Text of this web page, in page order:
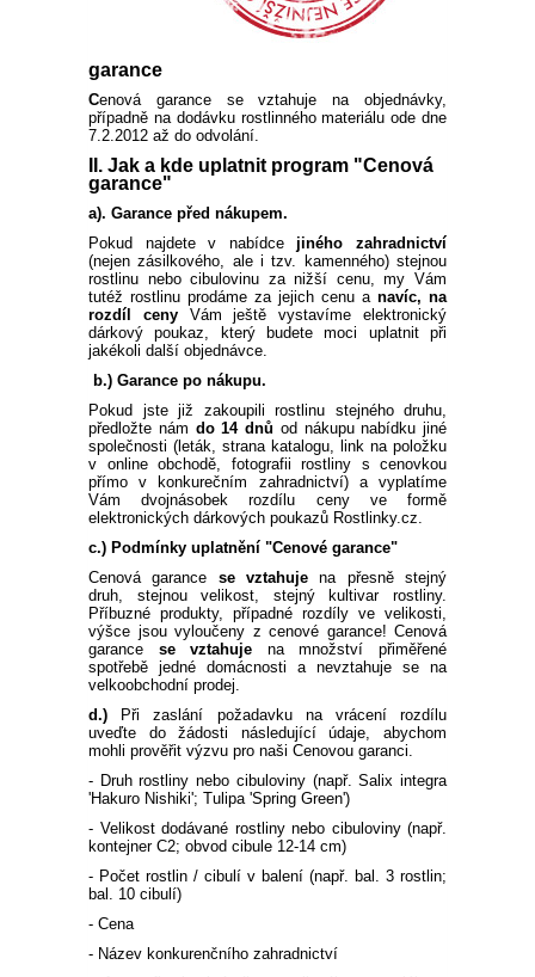
KOŘENOVÁ ZELENINA
LUSKOVÁ ZELENINA
KOŠŤÁLOVÁ ZELENINA
CIBULOVÁ ZELENINA
SEMENÁ NA KLÍČKY
OSTATNÍ SEMÍNKA
ZELENINY
SUBSTRÁTY A ZEMINY
VELKOKVĚTÉ
OSTATNÍ
BALKONOVKY NA PŘÍMÉ
SLUNCE
NEMESIA
ČERNOOKÁ ZUZANA
SPORÝŠ
HVOZDÍK
KOPRETINA
DVOUZUBEC
ŠTÍROVNÍK
PLEKTRANT
SCAEVOLA
OSTRUHATKA
HELICHRYSUM
OSTEOSPERMUM
ISOTOMA
VITÁLKA
PRYŠEC
BALKONOVÉ KVĚTINY DO
AFRICKÁ KOPŘIVA
POVÍJNICE
DIANTHUS
BAKOPA
LOBELKY
LOTUS
VĚJÍŘOVKA
TAŘICE
NETÝKAVKA
ROSTLINY OKRASNÉ
LISTEM
OKRASNÁ KOPŘIVA
IPOMOEA
DICHONDRA
PLECTRANTHUS
SMIL
POPENEC
PRÍSLUŠENSTVÍ K
BALKÓNOVÝM ROSTLINÁM
OKRASNÉ SMRKY
JEHLIČNANY NA KMÍNKU
ZAKRSLÉ JEHLIČNANY
JEHLIČNATÉ STROMY
OSTATNÍ
KVETOUCÍ KEŘE NA
KEŘE KVETOUCÍ V LÉTĚ
KVETOUCÍ POPÍNAVÉ
ROSTLINY
ČAJOHYBRIDY
MNOHOKVĚTÉ RŮŽE
STROMKOVÉ RŮŽE
OKRASNÉ TRÁVY NÍZKÉ
KOSTŘAVY
OSTŘICE
NÍZKÉ OKRASNÉ TRÁVY
OSTATNÍ
OKRASNÉ TRÁVY VYSOKÉ
KORTADÉRIE
OZDOBNICE
PABAMBUS
DOCHAN
VYSOKÉ TRAVINY OSTATNÍ
VYSOKÉ TRVALKY
NÍZKÉ TRVALKY
TRVALKY DO STÍNU
ČECHRAVY
DLUŽICHY
BOHYŠKY
JARNÍ TRVALKY
LETNÍ TRVALKY
PODZIMNÍ TRVALKY
SKALNIČKY
LEVANDULE
ECHINACEA
ŽIVÉ PLOTY
ŽIVÝ PLOT NEOPADAVÝ
ŽIVÝ PLOT OPADAVÝ
HORTENZIE
HORTENZIE LATNATÉ
HORTENZIE VELKOLISTÉ
HORTENZIE
STROMEČKOVITÉ
MODRÉ HORTENZIE
SOLITÉRY
PŘÍSLUŠENSTVÍ K
OKRASNÉ ZAHRADĚ
BÍLÉ A LESNÍ JAHODY
REZISTENTNÍ JABLONĚ
SLOUPOVITÉ JABLONĚ
ŠVESTKY A BLUMY
MERUŇKY
BROSKVE A NEKTARINKY
ZAKRSLÉ OVOCNÉ STROMY
ANGREŠT
MALINY
RYBÍZ
HURMIKAKI
KIWI
MUCHOVNÍK
RAKYTNÍK ŘEŠETLÁKOVÝ
ZIMOLEZ KAMČATSKÝ
OŘECHY A LÍSKY
OSTATNÍ NETRADIČNÍ
SAZENICE ZELENINY
SAZENICE RAJČAT
SAZENICE OKUREK
SADBOVÉ BRAMBORY
SLADKÉ BRAMBORY
SADBOVÝ ČESNEK
MEDVĚDÍ ČESNEK
ZELENINOVÉ SAZENICE
OSTATNÍ
PŘÍSLUŠENSTVÍ K
UŽITKOVÉ ZAHRADĚ
garance
Cenová garance se vztahuje na objednávky,
případně na dodávku rostlinného materiálu ode dne
7.2.2012 až do odvolání.
II. Jak a kde uplatnit program "Cenová
garance"
a). Garance před nákupem.
Pokud najdete v nabídce jiného zahradnictví
(nejen zásilkového, ale i tzv. kamenného) stejnou
rostlinu nebo cibulovinu za nižší cenu, my Vám
tutéž rostlinu prodáme za jejich cenu a navíc, na
rozdíl cenyVám ještě vystavíme elektronický
dárkový poukaz, který budete moci uplatnit při
jakékoli další objednávce.
b.) Garance po nákupu.
Pokud jste již zakoupili rostlinu stejného druhu,
předložte nám do 14 dnů od nákupu nabídku jiné
společnosti (leták, strana katalogu, link na položku
v online obchodě, fotografii rostliny s cenovkou
přímo v konkurečním zahradnictví) a vyplatíme
Vám dvojnásobek rozdílu ceny ve formě
elektronických dárkových poukazů Rostlinky.cz.
c.) Podmínky uplatnění "Cenové garance"
Cenová garance se vztahuje na přesně stejný
druh, stejnou velikost, stejný kultivar rostliny.
Příbuzné produkty, případné rozdíly ve velikosti,
výšce jsou vyloučeny z cenové garance! Cenová
garance se vztahuje na množství přiměřené
spotřebě jedné domácnosti a nevztahuje se na
velkoobchodní prodej.
d.)
Při zaslání požadavku na vrácení rozdílu
uveďte do žádosti následující údaje, abychom
mohli prověřit výzvu pro naši Cenovou garanci.
- Druh rostliny nebo cibuloviny (např. Salix integra
'Hakuro Nishiki'; Tulipa 'Spring Green')
- Velikost dodávané rostliny nebo cibuloviny (např.
kontejner C2; obvod cibule 12-14 cm)
- Počet rostlin / cibulí v balení (např. bal. 3 rostlin;
bal. 10 cibulí)
- Cena
- Název konkurenčního zahradnictví